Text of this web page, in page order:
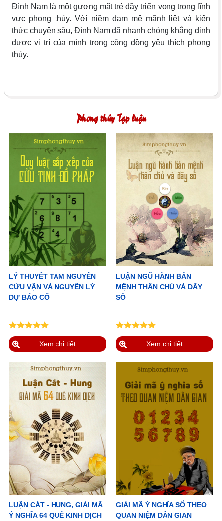
Đình Nam là một gương mặt trẻ đầy triển vọng trong lĩnh
vực phong thủy. Với niềm đam mê mãnh liệt và kiến
thức chuyên sâu, Đình Nam đã nhanh chóng khẳng định
được vị trí của mình trong cộng đồng yêu thích phong
thủy.
Phong thủy Tạp luận
LÝ THUYẾT TAM NGUYÊN
CỬU VẬN VÀ NGUYÊN LÝ
DỰ BÁO CỔ
Xem chi tiết
LUẬN NGŨ HÀNH BẢN
MỆNH THÂN CHỦ VÀ DÃY
SỐ
Xem chi tiết
LUẬN CÁT - HUNG, GIẢI MÃ
Ý NGHĨA 64 QUẺ KINH DỊCH
GIẢI MÃ Ý NGHĨA SỐ THEO
QUAN NIỆM DÂN GIAN